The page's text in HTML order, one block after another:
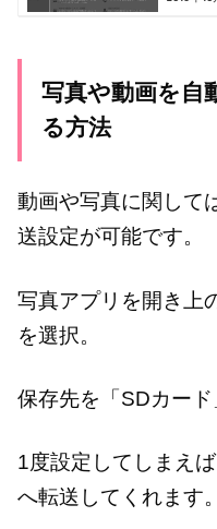
写真や動画を自
る方法
動画や写真に関して
送設定が可能です。
写真アプリを開き上
を選択。
保存先を「SDカード
1度設定してしまえ
へ転送してくれます。